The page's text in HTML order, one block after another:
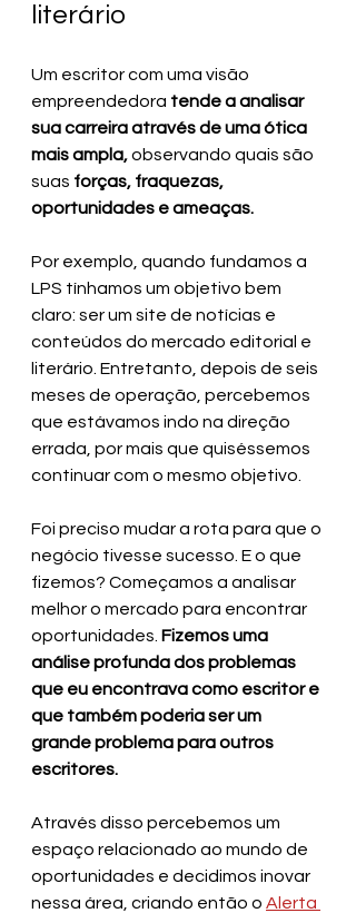
literário
Um escritor com uma visão
empreendedora tende a analisar
sua carreira através de uma ótica
mais ampla, observando quais são
suas forças, fraquezas,
oportunidades e ameaças.
Por exemplo, quando fundamos a
LPS tínhamos um objetivo bem
claro: ser um site de notícias e
conteúdos do mercado editorial e
literário. Entretanto, depois de seis
meses de operação, percebemos
que estávamos indo na direção
errada, por mais que quiséssemos
continuar com o mesmo objetivo.
Foi preciso mudar a rota para que o
negócio tivesse sucesso. E o que
fizemos? Começamos a analisar
melhor o mercado para encontrar
oportunidades. Fizemos uma
análise profunda dos problemas
que eu encontrava como escritor e
que também poderia ser um
grande problema para outros
escritores.
Através disso percebemos um
espaço relacionado ao mundo de
oportunidades e decidimos inovar
nessa área, criando então o Alerta